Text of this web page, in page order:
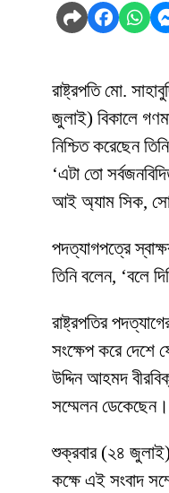
রাষ্ট্রপতি মো.
জুলাই) বিকালে
নিশ্চিত করেছেন
‘এটা তো
আই অ্যাম সিক,
পদত্যাগপত্রে
তিনি বলেন, ‘বলে
রাষ্ট্রপতির
সংক্ষেপ করে দেশে
উদ্দিন আহমদ
সম্মেলন ডেকেছেন।
শুক্রবার (২৪
কক্ষে এই সংবাদ